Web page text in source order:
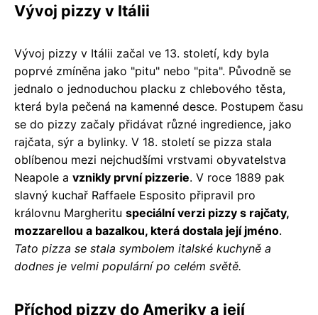
Vývoj pizzy v Itálii
Vývoj pizzy v Itálii začal ve 13. století, kdy byla
poprvé zmíněna jako "pitu" nebo "pita". Původně se
jednalo o jednoduchou placku z chlebového těsta,
která byla pečená na kamenné desce. Postupem času
se do pizzy začaly přidávat různé ingredience, jako
rajčata, sýr a bylinky. V 18. století se pizza stala
oblíbenou mezi nejchudšími vrstvami obyvatelstva
Neapole a vznikly první pizzerie. V roce 1889 pak
slavný kuchař Raffaele Esposito připravil pro
královnu Margheritu speciální verzi pizzy s rajčaty,
mozzarellou a bazalkou, která dostala její jméno.
Tato pizza se stala symbolem italské kuchyně a
dodnes je velmi populární po celém světě.
Příchod pizzy do Ameriky a její